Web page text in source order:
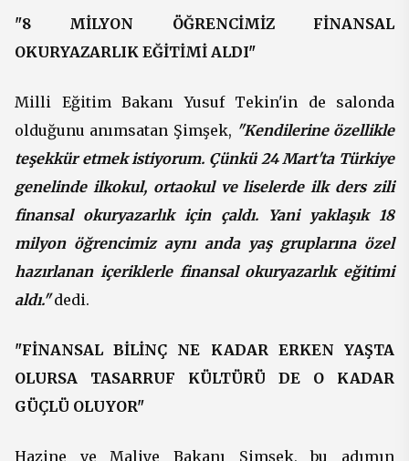
"8 MİLYON ÖĞRENCİMİZ FİNANSAL
OKURYAZARLIK EĞİTİMİ ALDI"
Milli Eğitim Bakanı Yusuf Tekin'in de salonda
olduğunu anımsatan Şimşek, "Kendilerine özellikle
teşekkür etmek istiyorum. Çünkü 24 Mart'ta Türkiye
genelinde ilkokul, ortaokul ve liselerde ilk ders zili
finansal okuryazarlık için çaldı. Yani yaklaşık 18
milyon öğrencimiz aynı anda yaş gruplarına özel
hazırlanan içeriklerle finansal okuryazarlık eğitimi
aldı."dedi.
"FİNANSAL BİLİNÇ NE KADAR ERKEN YAŞTA
OLURSA TASARRUF KÜLTÜRÜ DE O KADAR
GÜÇLÜ OLUYOR"
Hazine ve Maliye Bakanı Şimşek, bu adımın